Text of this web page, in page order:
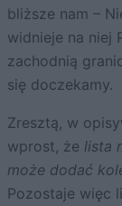
bliższe nam –
widnieje na niej
zachodnią
się doczekamy.
Zresztą, w
wprost, że lista
może dodać
Pozostaje więc